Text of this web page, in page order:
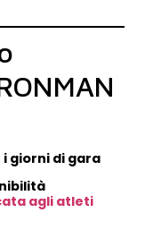
giorni di gara
agli atleti